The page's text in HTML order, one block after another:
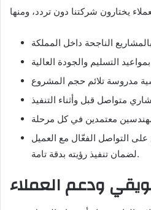
التواصل الفعّال مع العميل
لضمان تنفيذ رؤيته بدقة تامة.
ودعم العملاء